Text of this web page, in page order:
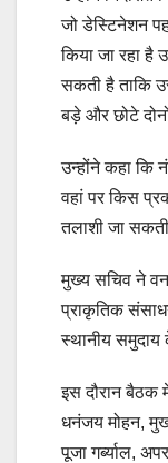
जो डेस्टिनेशन
किया जा रहा है
सकती है ताकि
बड़े और छोटे
उन्होंने कहा कि
वहां पर किस
तलाशी जा
मुख्य सचिव ने वन
प्राकृतिक
स्थानीय समुदाय
इस दौरान बैठक
धनंजय मोहन,
पूजा गर्ब्याल,